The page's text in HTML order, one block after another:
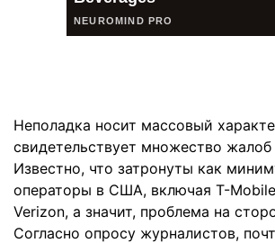
Неполадка носит массовый
свидетельствует множество жалоб
Известно, что затронуты как
операторы в США, включая T-
Verizon, а значит, проблема на
Согласно опросу журналистов,